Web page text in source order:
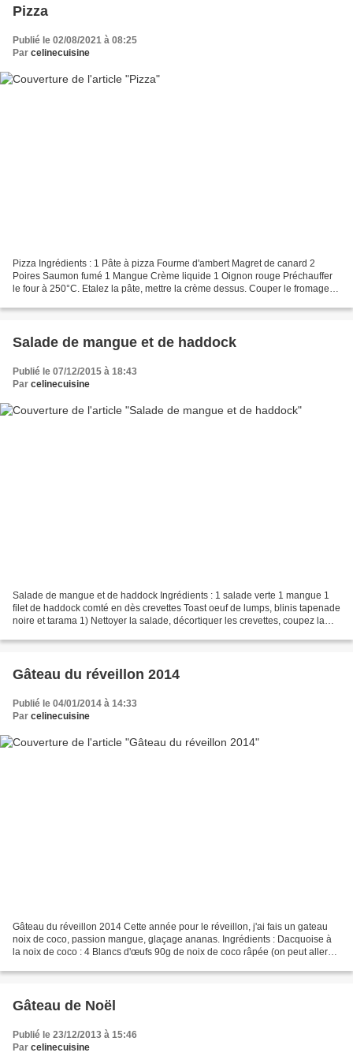
Pizza
Publié le 02/08/2021 à 08:25
Par celinecuisine
Pizza Ingrédients : 1 Pâte à pizza Fourme d'ambert Magret de canard 2
Poires Saumon fumé 1 Mangue Crème liquide 1 Oignon rouge Préchauffer
le four à 250°C. Etalez la pâte, mettre la crème dessus. Couper le fromage
Salade de mangue et de haddock
Publié le 07/12/2015 à 18:43
Par celinecuisine
Salade de mangue et de haddock Ingrédients : 1 salade verte 1 mangue 1
filet de haddock comté en dès crevettes Toast oeuf de lumps, blinis tapenade
noire et tarama 1) Nettoyer la salade, décortiquer les crevettes, coupez la
Gâteau du réveillon 2014
Publié le 04/01/2014 à 14:33
Par celinecuisine
Gâteau du réveillon 2014 Cette année pour le réveillon, j'ai fais un gateau
noix de coco, passion mangue, glaçage ananas. Ingrédients : Dacquoise à
la noix de coco : 4 Blancs d'œufs 90g de noix de coco râpée (on peut aller
Gâteau de Noël
Publié le 23/12/2013 à 15:46
Par celinecuisine